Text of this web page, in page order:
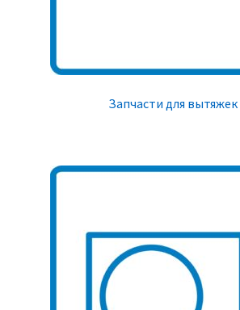
Запчасти для вытяжек